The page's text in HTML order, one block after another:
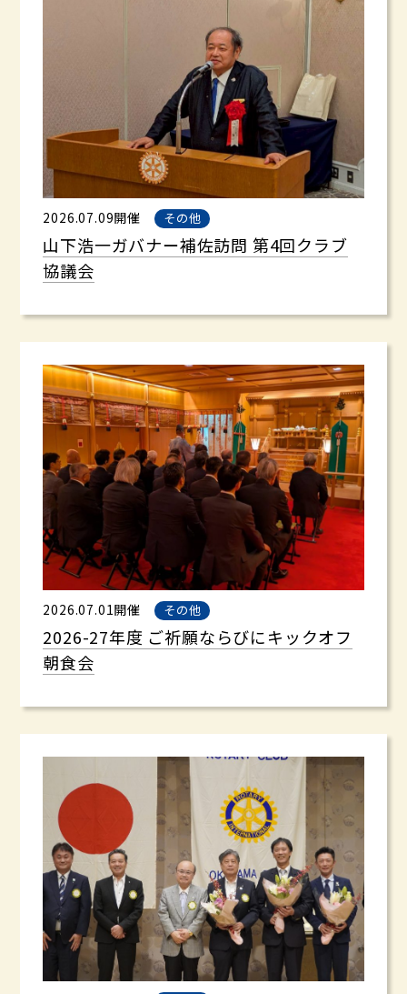
2026.07.09開催 その他
山下浩一ガバナー補佐訪問 第4回クラブ
協議会
2026.07.01開催 その他
2026-27年度 ご祈願ならびにキックオフ
朝食会